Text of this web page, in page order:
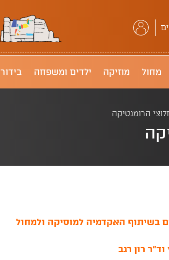
תיאטרון ירושלים
מחול מוזיקה ילדים ומשפחה בידור
הרומנטיקה
בשיתוף האקדמיה למוסיקה ולמחול
רון רגב